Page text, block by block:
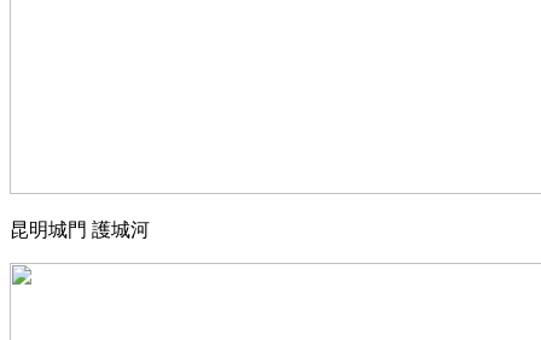
昆明城門 護城河